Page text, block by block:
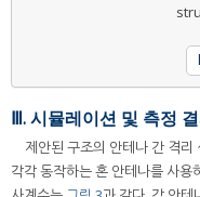
Ⅲ. 시뮬레이션 및 측정
제안된 구조의 안테나 간 격
각각 동작하는 혼 안테나를 사